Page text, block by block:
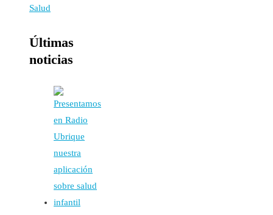
Últimas
noticias